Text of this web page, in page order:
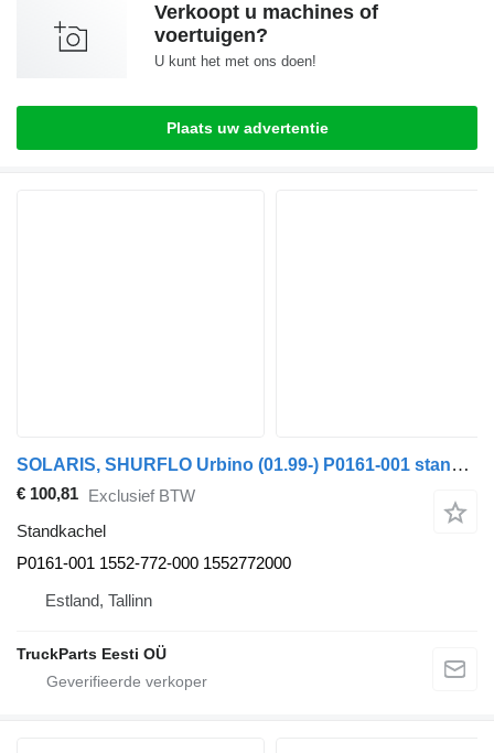
Verkoopt u machines of
voertuigen?
U kunt het met ons doen!
Plaats uw advertentie
SOLARIS, SHURFLO Urbino (01.99-) P0161-001 standkachel voor Solaris Urbino, Alpino, Vacanza (1999-) bus
€ 100,81 Exclusief BTW
Standkachel
P0161-001 1552-772-000 1552772000
Estland, Tallinn
TruckParts Eesti OÜ